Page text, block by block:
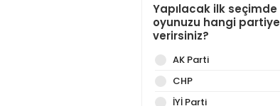
Yapılacak ilk seçimde
oyunuzu hangi partiye
verirsiniz?
AK Parti
CHP
İYİ Parti